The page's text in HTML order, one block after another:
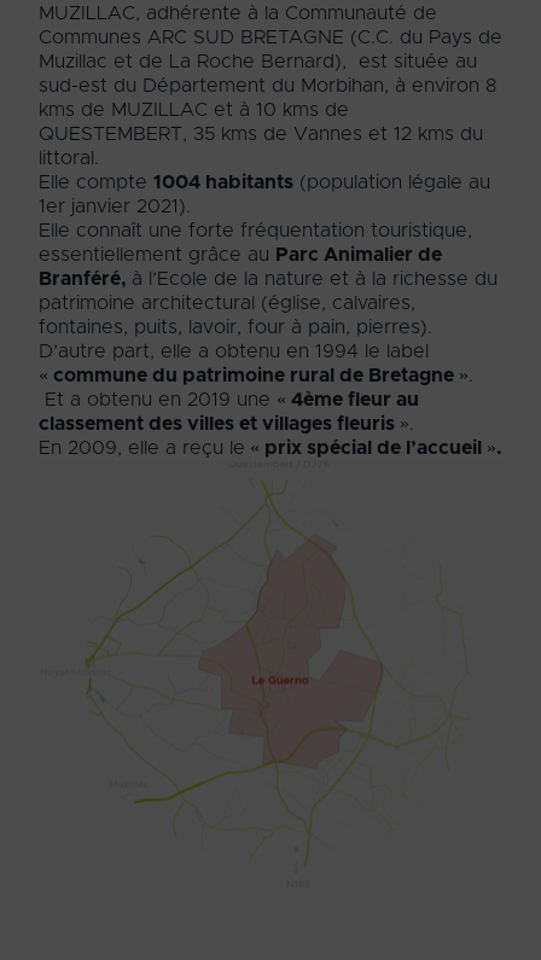
MUZILLAC, adhérente à la Communauté de
Communes ARC SUD BRETAGNE (C.C. du Pays de
Muzillac et de La Roche Bernard), est située au
sud-est du Département du Morbihan, à environ 8
kms de MUZILLAC et à 10 kms de
QUESTEMBERT, 35 kms de Vannes et 12 kms du
littoral.
Elle compte 1004 habitants (population légale au
1er janvier 2021).
Elle connaît une forte fréquentation touristique,
essentiellement grâce au Parc Animalier de
Branféré, à l’Ecole de la nature et à la richesse du
patrimoine architectural (église, calvaires,
fontaines, puits, lavoir, four à pain, pierres).
D’autre part, elle a obtenu en 1994 le label
« commune du patrimoine rural de Bretagne »
Et a obtenu en 2019 une « 4ème fleur au
classement des villes et villages fleuris »
En 2009, elle a reçu le « prix spécial de l’accueil ».